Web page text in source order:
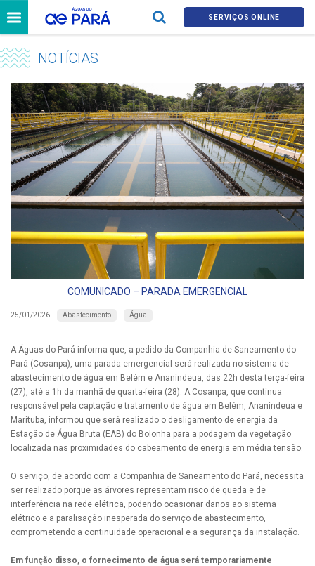
SERVIÇOS ONLINE
NOTÍCIAS
COMUNICADO – PARADA EMERGENCIAL
25/01/2026 Abastecimento Água
A Águas do Pará informa que, a pedido da Companhia de Saneamento do
Pará (Cosanpa), uma parada emergencial será realizada no sistema de
abastecimento de água em Belém e Ananindeua, das 22h desta terça-feira
(27), até a 1h da manhã de quarta-feira (28). A Cosanpa, que continua
responsável pela captação e tratamento de água em Belém, Ananindeua e
Marituba, informou que será realizado o desligamento de energia da
Estação de Água Bruta (EAB) do Bolonha para a podagem da vegetação
localizada nas proximidades do cabeamento de energia em média tensão.
O serviço, de acordo com a Companhia de Saneamento do Pará, necessita
ser realizado porque as árvores representam risco de queda e de
interferência na rede elétrica, podendo ocasionar danos ao sistema
elétrico e a paralisação inesperada do serviço de abastecimento,
comprometendo a continuidade operacional e a segurança da instalação.
Em função disso, o fornecimento de água será temporariamente